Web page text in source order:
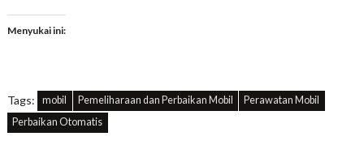
Menyukai ini:
Tags: mobil Pemeliharaan dan Perbaikan Mobil
Perawatan Mobil
Perbaikan Otomatis